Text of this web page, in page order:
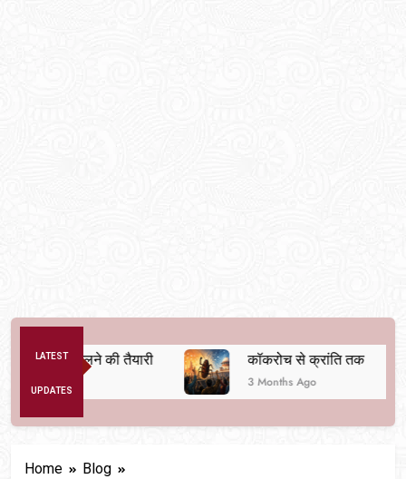
LATEST
UPDATES
बदलने की तैयारी कॉकरोच से क्रांति तक
3 Months Ago
Home
Blog